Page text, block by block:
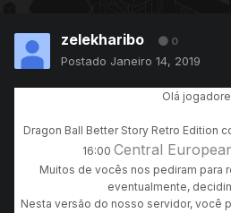
zelekharibo 0
Postado Janeiro 14, 2019
Olá
Dragon Ball Better Story Retro Edition
16:00 Central
Muitos de vocês nos pediram para
eventualmente,
Nesta versão do nosso servidor, você